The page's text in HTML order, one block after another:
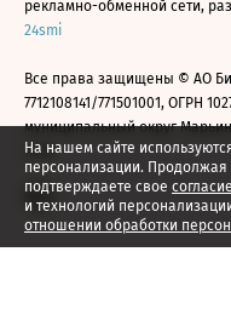
На нашем сайте
персонализации.
подтверждаете свое согласие
и технологий
отношении обработки
рекламно-обменной сети,
24smi
Все права защищены © АО
7712108141/771501001, ОГРН
муниципальный округ
2026